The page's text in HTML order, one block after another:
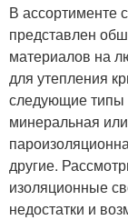
В ассортименте
представлен
материалов на
для утепления
следующие типы
минеральная
другие.
изоляционные
недостатки и